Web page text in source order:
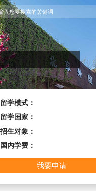
留学模式：
留学国家：
招生对象：
国内学费：
我要申请